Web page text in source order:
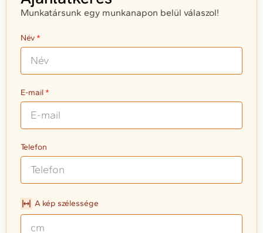
Munkatársunk egy munkanapon belül válaszol!
Név
E-mail
Telefon
A kép szélessége